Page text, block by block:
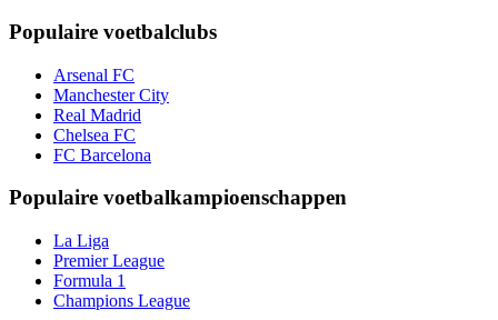
Populaire voetbalclubs
Arsenal FC
Manchester City
Real Madrid
Chelsea FC
FC Barcelona
Populaire voetbalkampioenschappen
La Liga
Premier League
Formula 1
Champions League